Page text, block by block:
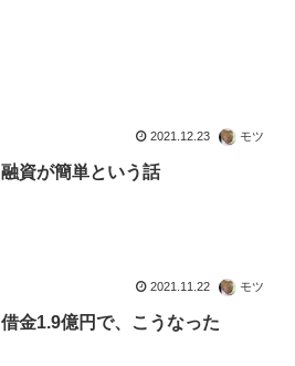
2021.12.23 モツ
融資が簡単という話
2021.11.22 モツ
借金1.9億円で、こうなった